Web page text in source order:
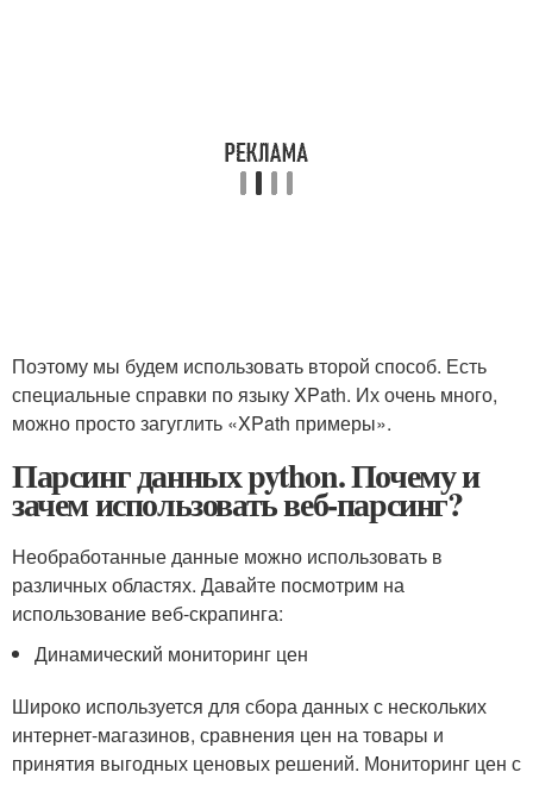
Поэтому мы будем использовать второй способ. Есть
специальные справки по языку XPath. Их очень много,
можно просто загуглить «XPath примеры».
Парсинг данных python. Почему и
зачем использовать веб-парсинг?
Необработанные данные можно использовать в
различных областях. Давайте посмотрим на
использование веб-скрапинга:
Динамический мониторинг цен
Широко используется для сбора данных с нескольких
интернет-магазинов, сравнения цен на товары и
принятия выгодных ценовых решений. Мониторинг цен с